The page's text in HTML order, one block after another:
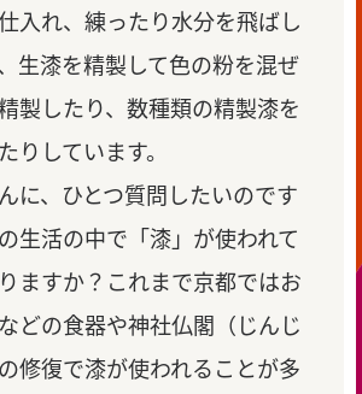
入れ、練ったり水分を飛ばし
生漆を精製して色の粉を混ぜ
製したり、数種類の精製漆を
りしています。
に、ひとつ質問したいのです
生活の中で「漆」が使われて
ますか？これまで京都ではお
どの食器や神社仏閣（じんじ
修復で漆が使われることが多